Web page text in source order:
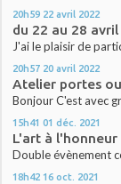
20h59 22 avril 2022
du 22 au 28 avril
J'ai le plaisir de
20h57 20 avril 2022
Atelier portes
Bonjour C'est avec
15h41 01 déc. 2021
L'art à l'honneur
Double évènement
18h42 16 oct. 2021